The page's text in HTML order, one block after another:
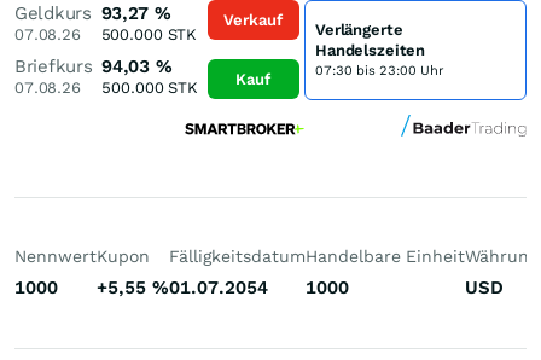
Geldkurs
07.08.26
93,27 %
500.000STK
Briefkurs
07.08.26
94,03 %
500.000STK
Verkauf
Kauf
Verlängerte
Handelszeiten
07:30 bis 23:00 Uhr
Nennwert
1000
Kupon
+5,55 %
Fälligkeitsdatum
01.07.2054
Handelbare Einheit
1000
Währung
USD